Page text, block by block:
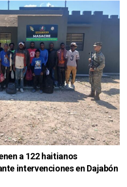
a 122 haitianos
intervenciones en Dajabón